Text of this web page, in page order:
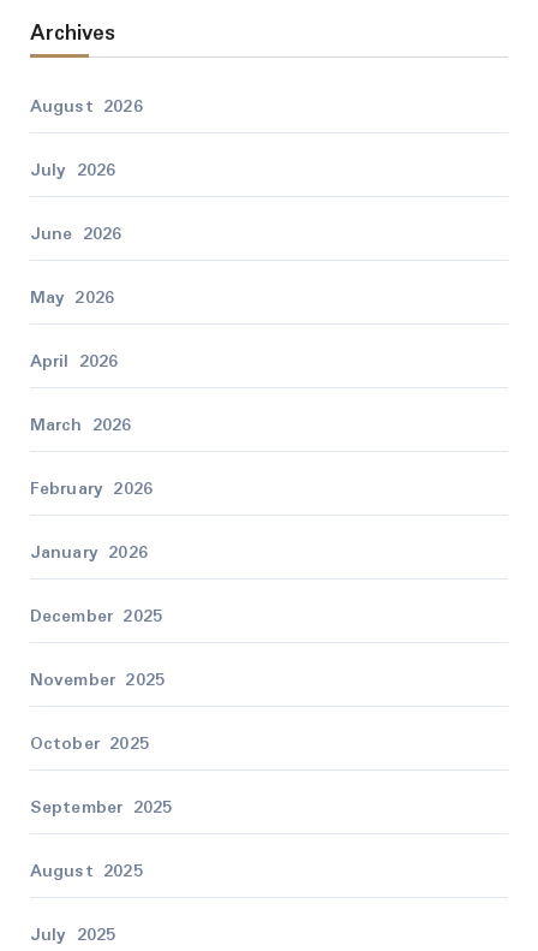
Archives
August 2026
July 2026
June 2026
May 2026
April 2026
March 2026
February 2026
January 2026
December 2025
November 2025
October 2025
September 2025
August 2025
July 2025